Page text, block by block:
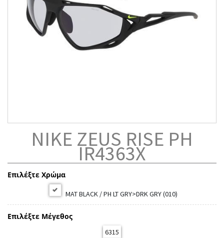
NIKE ZEUS RISE PH
IR4363X
Επιλέξτε Χρώμα
MAT BLACK / PH LT GRY>DRK GRY (010)
Επιλέξτε Μέγεθος
6315